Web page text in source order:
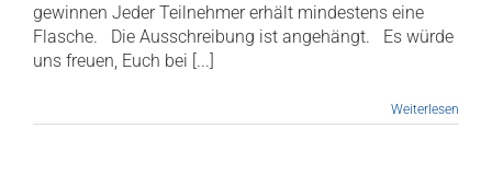
gewinnen Jeder Teilnehmer erhält mindestens eine
Flasche. Die Ausschreibung ist angehängt. Es würde
uns freuen, Euch bei [...]
Weiterlesen